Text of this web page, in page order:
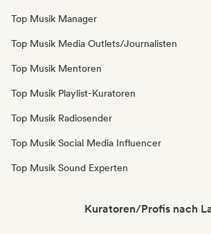
Top Musik Manager
Top Musik Media Outlets/Journalisten
Top Musik Mentoren
Top Musik Playlist-Kuratoren
Top Musik Radiosender
Top Musik Social Media Influencer
Top Musik Sound Experten
Kuratoren/Profis nach